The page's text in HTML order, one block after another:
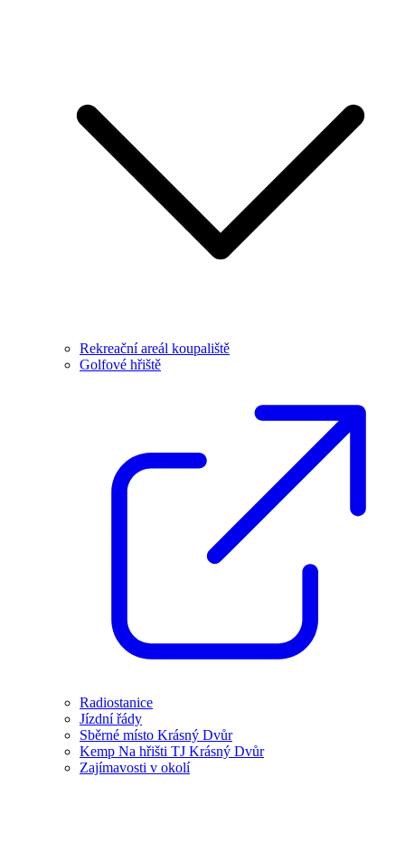
Rekreační areál koupaliště
Golfové hřiště
Radiostanice
Jízdní řády
Sběrné místo Krásný Dvůr
Kemp Na hřišti TJ Krásný Dvůr
Zajímavosti v okolí